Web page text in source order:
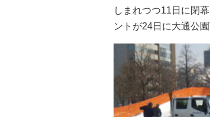
しまれつつ11日に閉
ントが24日に大通公